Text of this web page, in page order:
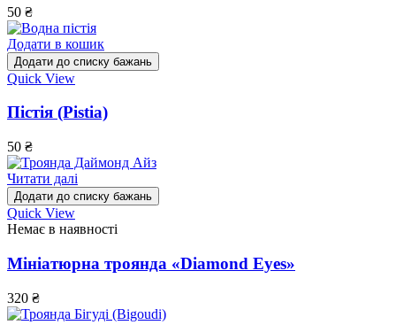
50 ₴
Додати в кошик
Додати до списку бажань
Quick View
Пістія (Pistia)
50 ₴
Читати далі
Додати до списку бажань
Quick View
Немає в наявності
Мініатюрна троянда «Diamond Eyes»
320 ₴